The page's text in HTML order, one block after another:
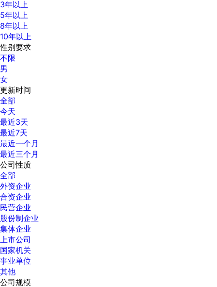
3年以上
5年以上
8年以上
10年以上
性别要求
不限
男
女
更新时间
全部
今天
最近3天
最近7天
最近一个月
最近三个月
公司性质
全部
外资企业
合资企业
民营企业
股份制企业
集体企业
上市公司
国家机关
事业单位
其他
公司规模